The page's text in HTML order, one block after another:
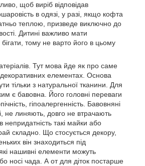
щоб виріб відповідав
в одязі, у разі, якщо кофта
теплою, призведе виключно до
Дитині важливо мати
бігати, тому не варто його в цьому
Тут мова йде як про саме
декоративних елементах. Основа
тільки з натуральної тканини. Для
є бавовна. Його головні переваги
гіпоалергенність. Бавовняні
не линяють, довго не втрачають
такі майки або
складно. Що стосується декору,
він знаходиться під
нашивні елементи можуть
носі чада. А от для діток постарше